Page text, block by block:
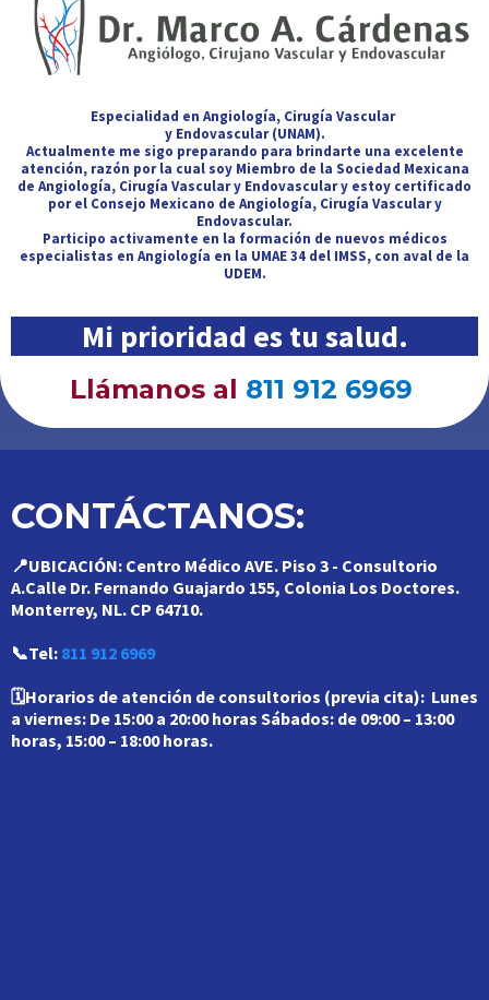
Especialidad en Angiología, Cirugía Vascular
y Endovascular (UNAM).
Actualmente me sigo preparando para brindarte una excelente
atención, razón por la cual soy Miembro de la Sociedad Mexicana
de Angiología, Cirugía Vascular y Endovascular y estoy certificado
por el Consejo Mexicano de Angiología, Cirugía Vascular y
Endovascular.
Participo activamente en la formación de nuevos médicos
especialistas en Angiología en la UMAE 34 del IMSS, con aval de la
UDEM.
Mi prioridad es tu salud.
Llámanos al 811 912 6969
CONTÁCTANOS:
📍UBICACIÓN: Centro Médico AVE. Piso 3 - Consultorio
A.Calle Dr. Fernando Guajardo 155, Colonia Los Doctores.
Monterrey, NL. CP 64710.
📞Tel: 811 912 6969
🗓️Horarios de atención de consultorios (previa cita): Lunes
a viernes: De 15:00 a 20:00 horas Sábados: de 09:00 – 13:00
horas, 15:00 – 18:00 horas.